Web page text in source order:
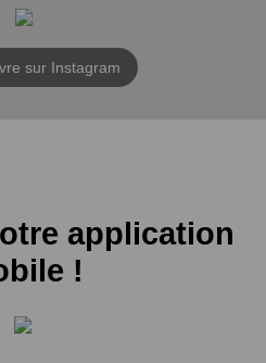
sur Instagram
application
!